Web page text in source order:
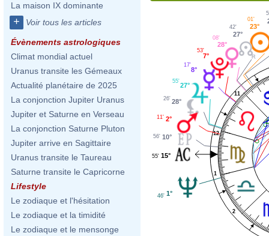
La maison IX dominante
+ Voir tous les articles
Évènements astrologiques
Climat mondial actuel
Uranus transite les Gémeaux
Actualité planétaire de 2025
La conjonction Jupiter Uranus
Jupiter et Saturne en Verseau
La conjonction Saturne Pluton
Jupiter arrive en Sagittaire
Uranus transite le Taureau
Saturne transite le Capricorne
Lifestyle
Le zodiaque et l'hésitation
Le zodiaque et la timidité
Le zodiaque et le mensonge
1
2
11
12
23°
01'
27°
42'
28°
08'
7°
53'
8°
17'
27°
55'
28°
26'
2°
11'
10°
56'
15°
55'
1°
46'